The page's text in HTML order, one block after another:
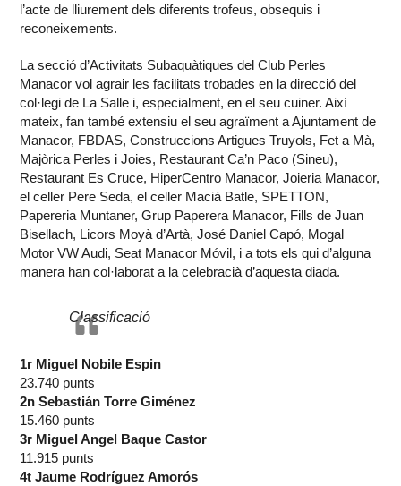
l’acte de lliurement dels diferents trofeus, obsequis i
reconeixements.
La secció d’Activitats Subaquàtiques del Club Perles
Manacor vol agrair les facilitats trobades en la direcció del
col·legi de La Salle i, especialment, en el seu cuiner. Així
mateix, fan també extensiu el seu agraïment a Ajuntament de
Manacor, FBDAS, Construccions Artigues Truyols, Fet a Mà,
Majòrica Perles i Joies, Restaurant Ca’n Paco (Sineu),
Restaurant Es Cruce, HiperCentro Manacor, Joieria Manacor,
el celler Pere Seda, el celler Macià Batle, SPETTON,
Papereria Muntaner, Grup Paperera Manacor, Fills de Juan
Bisellach, Licors Moyà d’Artà, José Daniel Capó, Mogal
Motor VW Audi, Seat Manacor Móvil, i a tots els qui d’alguna
manera han col·laborat a la celebracià d’aquesta diada.
Classificació
1r Miguel Nobile Espin
23.740 punts
2n Sebastián Torre Giménez
15.460 punts
3r Miguel Angel Baque Castor
11.915 punts
4t Jaume Rodríguez Amorós